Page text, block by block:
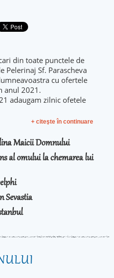
din toate punctele de
Pelerinaj Sf. Parascheva
cu ofertele
anul 2021.
adaugam zilnic ofetele
+ citeşte în continuare
Maicii Domnului
al omului la chemarea lui
Sevastia